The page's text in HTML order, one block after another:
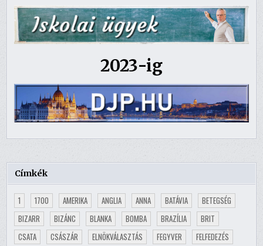
2023-ig
Címkék
1 1700 AMERIKA ANGLIA ANNA BATÁVIA
BETEGSÉG
BIZARR
BIZÁNC BLANKA BOMBA BRAZÍLIA
BRIT
CSATA
CSÁSZÁR ELNÖKVÁLASZTÁS FEGYVER
FELFEDEZÉS